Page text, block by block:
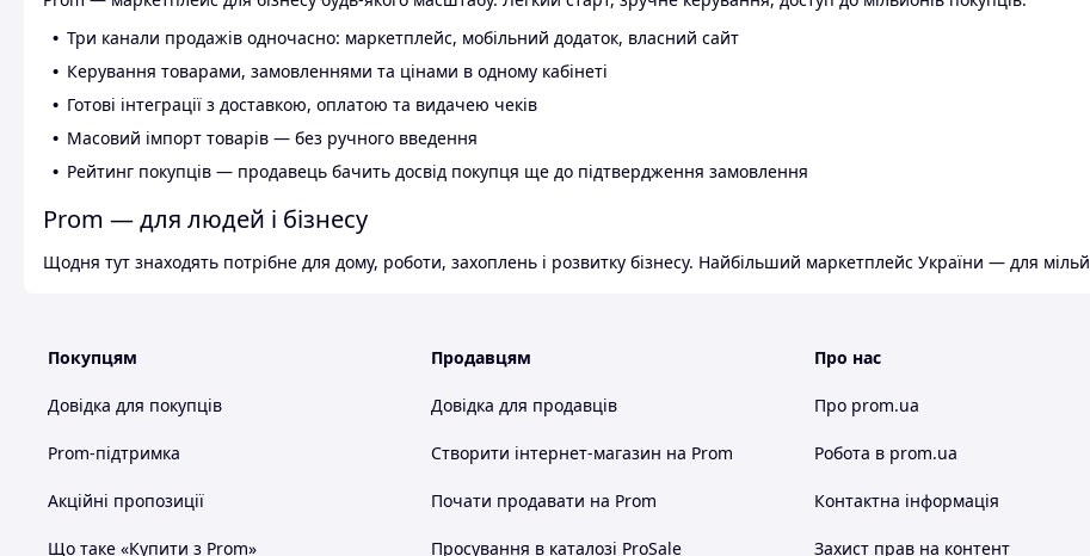
Три канали продажів одночасно: маркетплейс, мобільний додаток, власний сайт
Керування товарами, замовленнями та цінами в одному кабінеті
Готові інтеграції з доставкою, оплатою та видачею чеків
Масовий імпорт товарів — без ручного введення
Рейтинг покупців — продавець бачить досвід покупця ще до підтвердження замовлення
Prom — для людей і бізнесу
Щодня тут знаходять потрібне для дому, роботи, захоплень і розвитку бізнесу. Найбільший маркетплейс України — для
Покупцям
Довідка для покупців
Prom-підтримка
Акційні пропозиції
Що таке «Купити з Prom»
Продавцям
Довідка для продавців
Створити інтернет-магазин на Prom
Почати продавати на Prom
Просування в каталозі ProSale
Про нас
Про prom.ua
Робота в prom.ua
Контактна інформація
Захист прав на контент